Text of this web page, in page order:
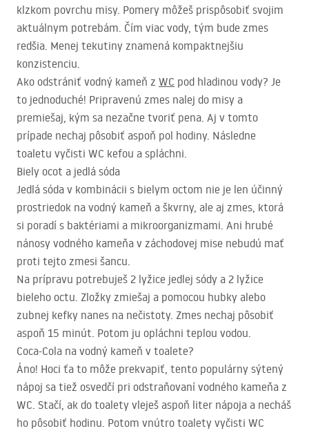
klzkom povrchu misy. Pomery môžeš prispôsobiť svojim
aktuálnym potrebám. Čím viac vody, tým bude zmes
redšia. Menej tekutiny znamená kompaktnejšiu
konzistenciu.
Ako odstrániť vodný kameň z WC pod hladinou vody? Je
to jednoduché! Pripravenú zmes nalej do misy a
premiešaj, kým sa nezačne tvoriť pena. Aj v tomto
prípade nechaj pôsobiť aspoň pol hodiny. Následne
toaletu vyčisti WC kefou a spláchni.
Biely ocot a jedlá sóda
Jedlá sóda v kombinácii s bielym octom nie je len účinný
prostriedok na vodný kameň a škvrny, ale aj zmes, ktorá
si poradí s baktériami a mikroorganizmami. Ani hrubé
nánosy vodného kameňa v záchodovej mise nebudú mať
proti tejto zmesi šancu.
Na prípravu potrebuješ 2 lyžice jedlej sódy a 2 lyžice
bieleho octu. Zložky zmiešaj a pomocou hubky alebo
zubnej kefky nanes na nečistoty. Zmes nechaj pôsobiť
aspoň 15 minút. Potom ju opláchni teplou vodou.
Coca-Cola na vodný kameň v toalete?
Áno! Hoci ťa to môže prekvapiť, tento populárny sýtený
nápoj sa tiež osvedčí pri odstraňovaní vodného kameňa z
WC. Stačí, ak do toalety vleješ aspoň liter nápoja a necháš
ho pôsobiť hodinu. Potom vnútro toalety vyčisti WC